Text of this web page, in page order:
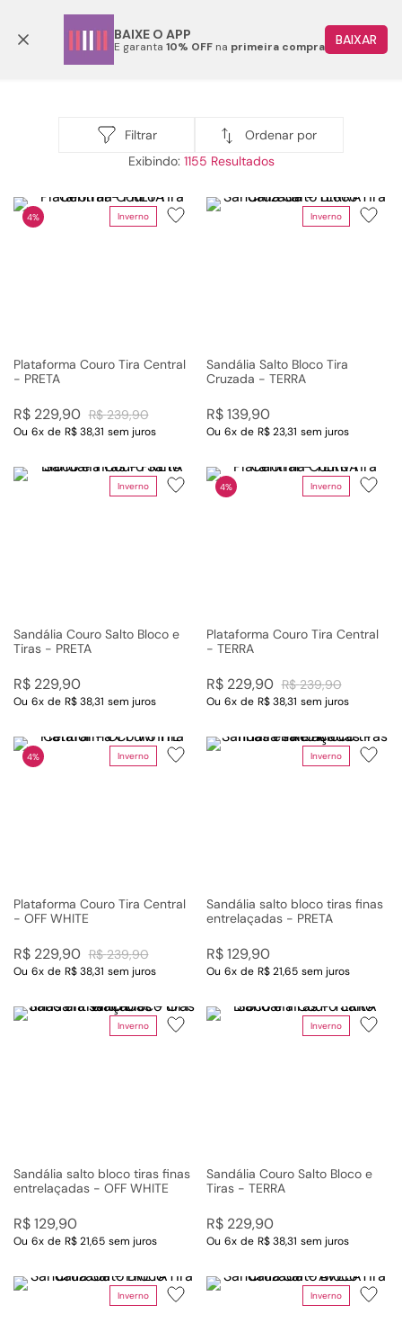
BAIXE O APP
E garanta 10% OFF na primeira compra BAIXAR
Sandálias Filtrar
Ordenar por
1155
Inverno
4%
Plataforma Couro Tira Central
- PRETA
R$ 239,90
R$ 229,90
Ou 6x de R$ 38,31 sem juros
Inverno
Sandália Salto Bloco Tira
Cruzada - TERRA
R$139,90
Ou 6x de R$ 23,31 sem juros
Inverno
Sandália Couro Salto Bloco e
Tiras - PRETA
R$ 229,90
Ou 6x de R$ 38,31 sem juros
Inverno
4%
Plataforma Couro Tira Central
- TERRA
R$ 239,90
R$ 229,90
Ou 6x de R$ 38,31 sem juros
Inverno
4%
Plataforma Couro Tira Central
- OFF WHITE
R$ 239,90
R$ 229,90
Ou 6x de R$ 38,31 sem juros
Inverno
Sandália salto bloco tiras finas
entrelaçadas - PRETA
R$129,90
Ou 6x de R$ 21,65 sem juros
Inverno
Sandália salto bloco tiras finas
entrelaçadas - OFF WHITE
R$129,90
Ou 6x de R$ 21,65 sem juros
Inverno
Sandália Couro Salto Bloco e
Tiras - TERRA
R$ 229,90
Ou 6x de R$ 38,31 sem juros
Inverno Inverno
4º
rasteira
5º
10º couro